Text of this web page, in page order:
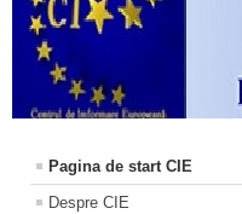
Pagina de start CIE
Despre CIE